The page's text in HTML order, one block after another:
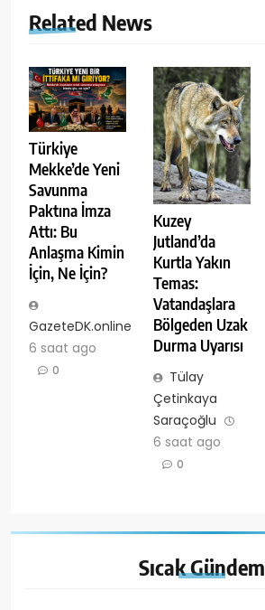
Related News
Türkiye
Mekke’de Yeni
Savunma
Paktına İmza
Attı: Bu
Anlaşma Kimin
İçin, Ne İçin?
GazeteDK.online
6 saat ago
0
Kuzey
Jutland’da
Kurtla Yakın
Temas:
Vatandaşlara
Bölgeden Uzak
Durma Uyarısı
Tülay
Çetinkaya
Saraçoğlu
6 saat ago
0
SıcakGündem